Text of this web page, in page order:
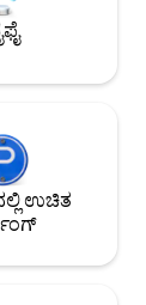
ನಡೆಯುವ
ಉಚಿತ